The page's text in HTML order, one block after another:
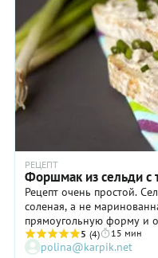
РЕЦЕПТ
Форшмак из сельди с
Рецепт очень простой.
соленая, а не
прямоугольную форму и
на порции, положить на
лимоном. А можно просто
5 (4) 15 мин
polina@karpik.net